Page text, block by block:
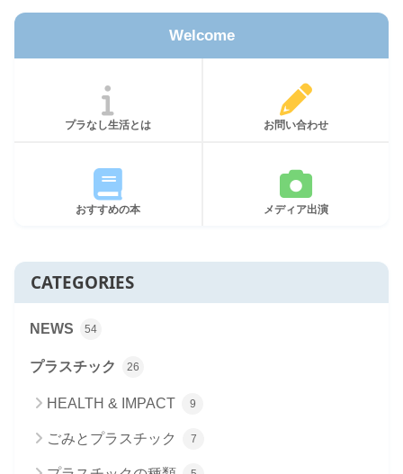
Welcome
プラなし生活とは お問い合わせ
おすすめの本 メディア出演
CATEGORIES
NEWS 54
プラスチック 26
HEALTH & IMPACT 9
ごみとプラスチック 7